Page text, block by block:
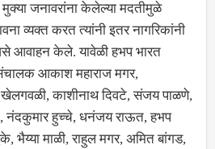
मुक्या जनावरांना केलेल्या मदतीमुळे
व्यक्त करत त्यांनी इतर नागरिकांनी
आवाहन केले. यावेळी हभप भारत
आकाश महाराज मगर,
काशीनाथ दिवटे, संजय पाळणे,
नंदकुमार हुच्चे, धनंजय राऊत, हभप
भैय्या माळी, राहुल मगर, अमित बांगड,